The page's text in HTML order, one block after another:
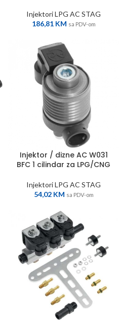
Injektori LPG AC STAG
186,81 KM sa PDV-om
Injektor / dizne AC W031
BFC 1 cilindar za LPG/CNG
Injektori LPG AC STAG
54,02 KM sa PDV-om